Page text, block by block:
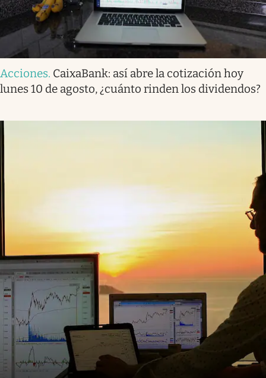
Acciones. CaixaBank: así abre la cotización hoy
lunes 10 de agosto, ¿cuánto rinden los dividendos?